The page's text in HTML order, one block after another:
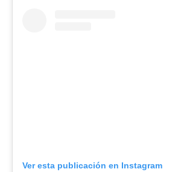
Ver esta publicación en Instagram